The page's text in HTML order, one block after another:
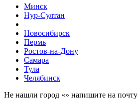
Минск
Нур-Султан
Новосибирск
Пермь
Ростов-на-Дону
Самара
Тула
Челябинск
Не нашли город «» напишите на почту